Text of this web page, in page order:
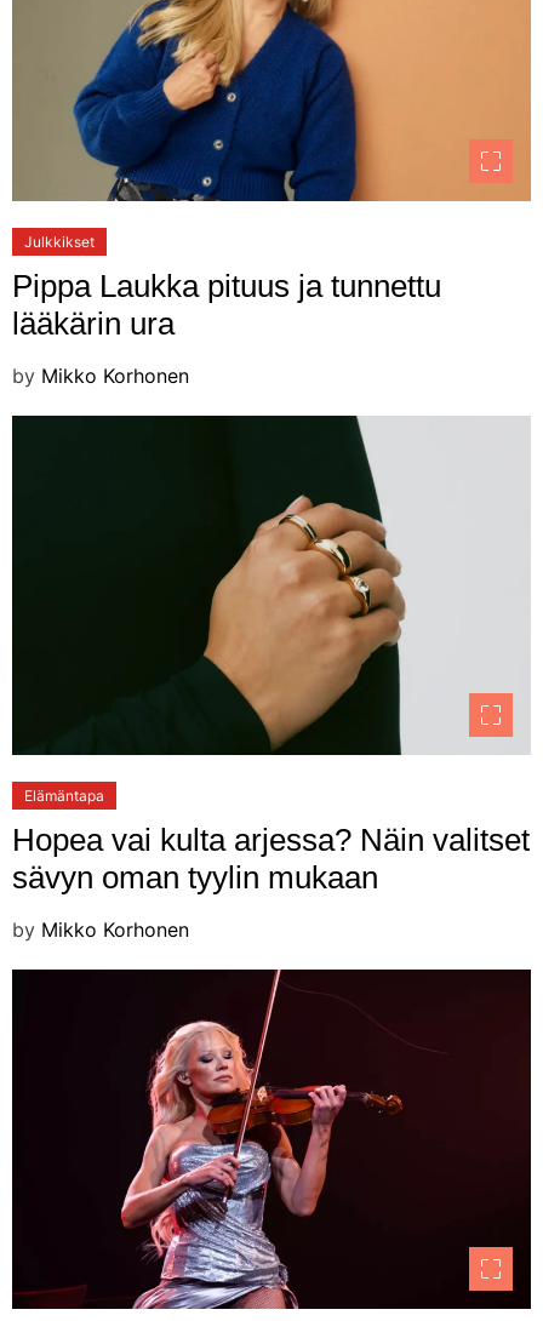
Julkkikset
Pippa Laukka pituus ja tunnettu
lääkärin ura
by Mikko Korhonen
Elämäntapa
Hopea vai kulta arjessa? Näin valitset
sävyn oman tyylin mukaan
by Mikko Korhonen